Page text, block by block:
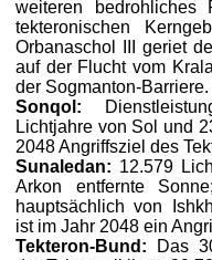
weiteren bedrohliches
tekteronischen
Orbanaschol III geriet
auf der Flucht vom
der Sogmanton-Barriere.
Sonqol:
Lichtjahre von Sol und
2048 Angriffsziel des
Sunaledan: 12.579
Arkon entfernte
hauptsächlich von
ist im Jahr 2048 ein
Tekteron-Bund:
Das